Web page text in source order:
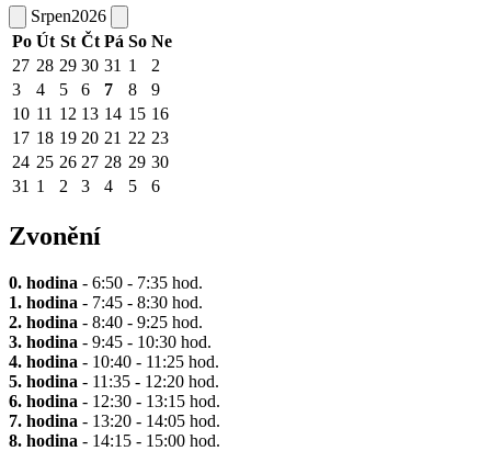
Srpen2026
Po Út St Čt Pá So Ne
27 28 29 30 31 1
2
3
4 5 6 7 8
9
10 11 12 13 14 15 16
17 18 19 20 21 22 23
24 25 26 27 28 29 30
31 1 2 3 4 5 6
Zvonění
0. hodina - 6:50 - 7:35 hod.
1. hodina - 7:45 - 8:30 hod.
2. hodina - 8:40 - 9:25 hod.
3. hodina - 9:45 - 10:30 hod.
4. hodina - 10:40 - 11:25 hod.
5. hodina - 11:35 - 12:20 hod.
6. hodina - 12:30 - 13:15 hod.
7. hodina - 13:20 - 14:05 hod.
8. hodina - 14:15 - 15:00 hod.